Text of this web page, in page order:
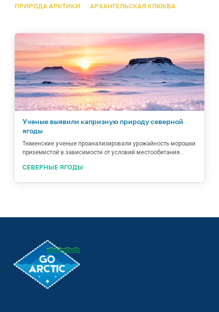
ПРИРОДА АРКТИКИ АРХАНГЕЛЬСКАЯ КЛЮКВА
Ученые выявили капризную природу северной
ягоды
Тюменские ученые проанализировали урожайность морошки
приземистой в зависимости от условий местообитания...
СЕВЕРНЫЕ ЯГОДЫ